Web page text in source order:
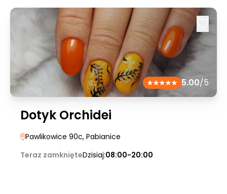
5.00/5
Dotyk Orchidei
Pawlikowice 90c, Pabianice
Teraz zamknięteDzisiaj:08:00-20:00